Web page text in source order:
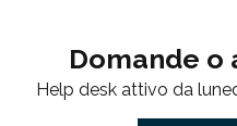
Domande o
Help desk attivo da